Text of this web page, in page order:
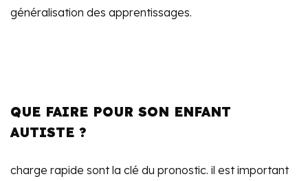
généralisation des apprentissages.
QUE FAIRE POUR SON ENFANT
AUTISTE ?
charge rapide sont la clé du pronostic. il est important